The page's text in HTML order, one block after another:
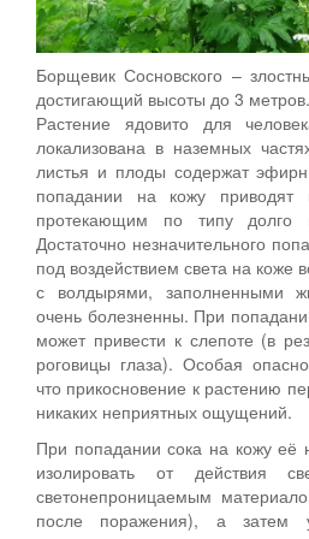
Борщевик Сосновского –
достигающий высоты до 3 метров.
Растение ядовито для
локализована в наземных
листья и плоды содержат
попадании на кожу приводят
протекающим по типу долго
Достаточно незначительного
под воздействием света на коже
с волдырями, заполненными
очень болезненны. При
может привести к слепоте (в
роговицы глаза). Особая
что прикосновение к растению
никаких неприятных ощущений.
При попадании сока на кожу её
изолировать от действия
светонепроницаемым
после поражения), а